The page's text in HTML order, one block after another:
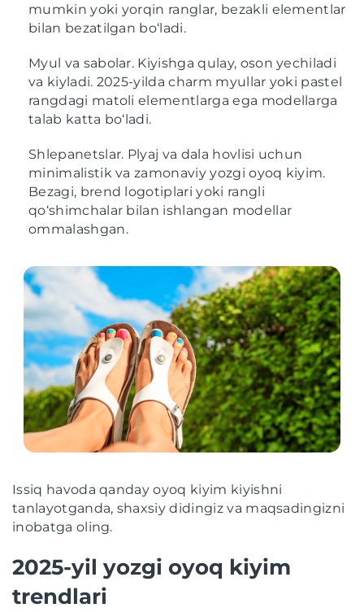
mumkin yoki yorqin ranglar, bezakli elementlar
bilan bezatilgan bo‘ladi.
Myul va sabolar. Kiyishga qulay, oson yechiladi
va kiyladi. 2025-yilda charm myullar yoki pastel
rangdagi matoli elementlarga ega modellarga
talab katta bo‘ladi.
Shlepanetslar. Plyaj va dala hovlisi uchun
minimalistik va zamonaviy yozgi oyoq kiyim.
Bezagi, brend logotiplari yoki rangli
qo‘shimchalar bilan ishlangan modellar
ommalashgan.
Issiq havoda qanday oyoq kiyim kiyishni
tanlayotganda, shaxsiy didingiz va maqsadingizni
inobatga oling.
2025-yil yozgi oyoq kiyim
trendlari